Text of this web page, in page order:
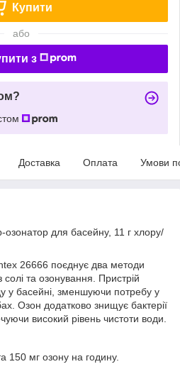
Купити
або
з
Доставка Оплата Умови
для басейну, 11 г хлору/
26666 поєднує два методи
та озонування. Пристрій
у басейні, зменшуючи потребу у
Озон додатково знищує бактерії
високий рівень чистоти води.
150 мг озону на годину.